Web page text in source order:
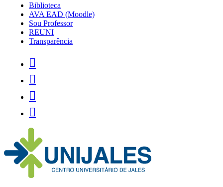
Biblioteca
AVA EAD (Moodle)
Sou Professor
REUNI
Transparência



